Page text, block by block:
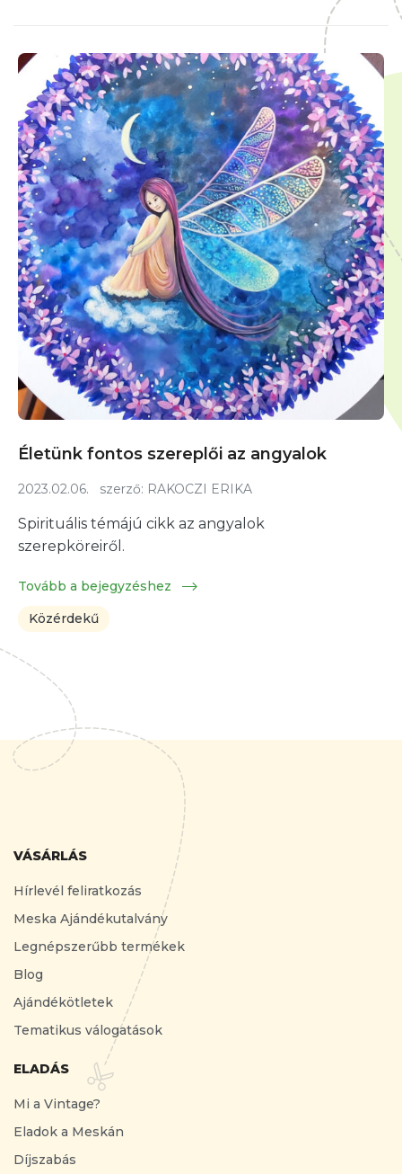
Életünk fontos szereplői az angyalok
2023.02.06. szerző: RAKOCZI ERIKA
Spirituális témájú cikk az angyalok
szerepköreiről.
Tovább a bejegyzéshez
Közérdekű
VÁSÁRLÁS
Hírlevél feliratkozás
Meska Ajándékutalvány
Legnépszerűbb termékek
Blog
Ajándékötletek
Tematikus válogatások
ELADÁS
Mi a Vintage?
Eladok a Meskán
Díjszabás